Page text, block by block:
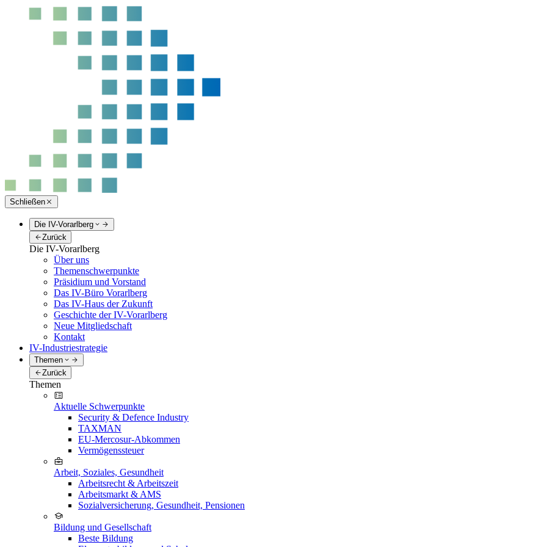
Schließen
Die IV-Vorarlberg
Zurück
Die IV-Vorarlberg
Über uns
Themenschwerpunkte
Präsidium und Vorstand
Das IV-Büro Vorarlberg
Das IV-Haus der Zukunft
Geschichte der IV-Vorarlberg
Neue Mitgliedschaft
Kontakt
IV-Industriestrategie
Themen
Zurück
Themen
Aktuelle Schwerpunkte
Security & Defence Industry
TAXMAN
EU-Mercosur-Abkommen
Vermögenssteuer
Arbeit, Soziales, Gesundheit
Arbeitsrecht & Arbeitszeit
Arbeitsmarkt & AMS
Sozialversicherung, Gesundheit, Pensionen
Bildung und Gesellschaft
Beste Bildung